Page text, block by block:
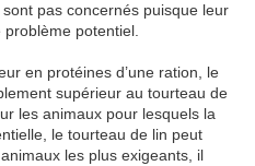
pas concernés puisque leur
potentiel.
en protéines d’une ration, le
supérieur au tourteau de
les animaux pour lesquels la
le tourteau de lin peut
les plus exigeants, il